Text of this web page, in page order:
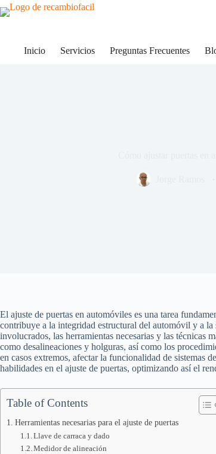
Saltar
al
Inicio Servicios Preguntas Frecuentes
El ajuste de puertas en automóviles es una tarea
contribuye a la integridad estructural del automóvil y a la
involucrados, las herramientas necesarias y las técnicas
como desalineaciones y holguras, así como los
en casos extremos, afectar la funcionalidad de sistemas
habilidades en el ajuste de puertas, optimizando así el
Table of Contents
Herramientas necesarias para el ajuste de puertas
Llave de carraca y dado
Medidor de alineación